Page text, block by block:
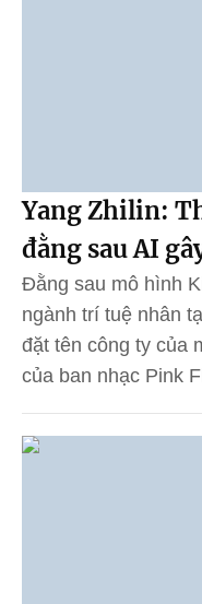
Yang Zhilin:
đằng sau AI
Đằng sau mô hình
ngành trí tuệ nhân
đặt tên công ty của
của ban nhạc Pink